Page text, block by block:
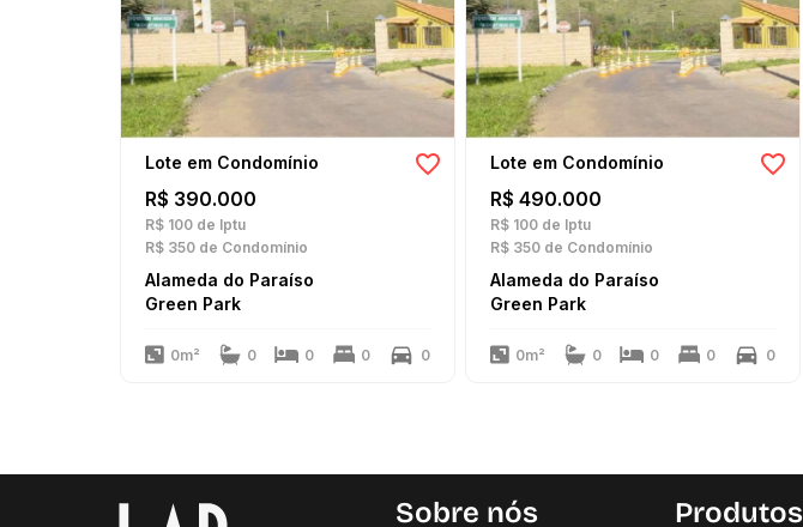
Lote em Condomínio
R$ 390.000
R$ 100 de Iptu
R$ 350 de Condomínio
Alameda do Paraíso
Green Park
0m² 0 0 0 0
Lote em Condomínio
R$ 490.000
R$ 100 de Iptu
R$ 350 de Condomínio
Alameda do Paraíso
Green Park
0m² 0 0 0 0
Sobre nós Produtos